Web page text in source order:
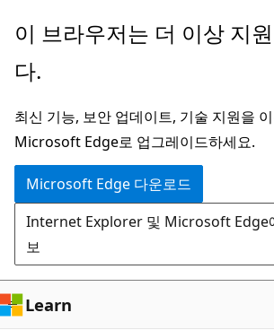
주
콘
츠
로
건
너
뛰
기
페
지
탐
색
으
로
건
너
뛰
기
이 브라우저는 더 이상 지
다.
최신 기능, 보안 업데이트, 기술 지원을
Microsoft Edge로 업그레이드하세요.
Microsoft Edge 다운로드
Internet Explorer 및 Microsoft Edge
보
Learn